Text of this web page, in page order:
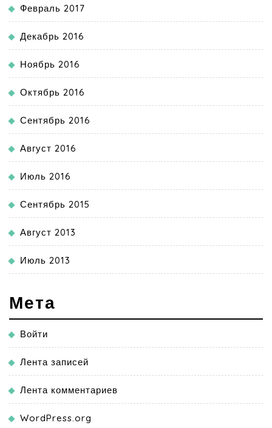
Февраль 2017
Декабрь 2016
Ноябрь 2016
Октябрь 2016
Сентябрь 2016
Август 2016
Июль 2016
Сентябрь 2015
Август 2013
Июль 2013
Мета
Войти
Лента записей
Лента комментариев
WordPress.org